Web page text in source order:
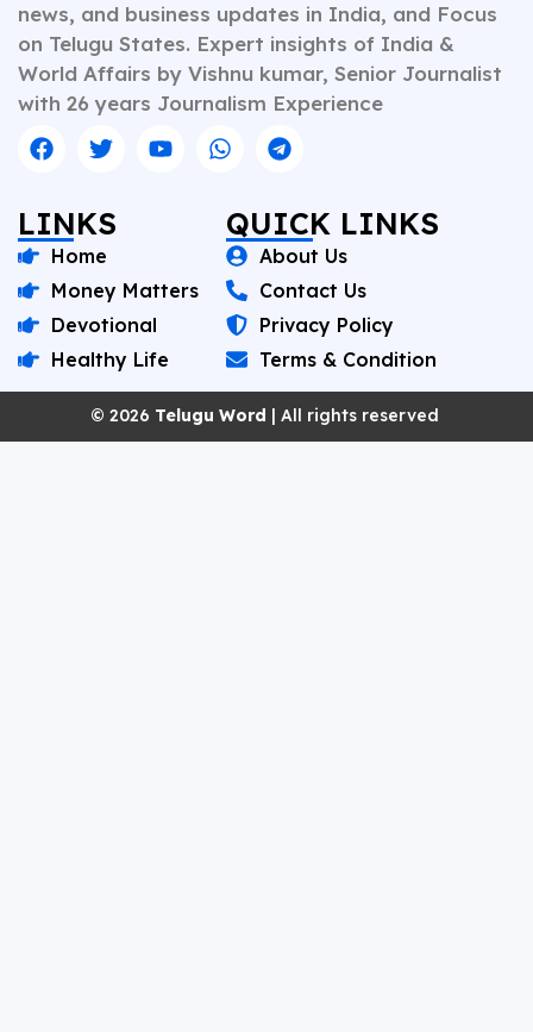
news, and business updates in India, and Focus
on Telugu States. Expert insights of India &
World Affairs by Vishnu kumar, Senior Journalist
with 26 years Journalism Experience
LINKS
Home
Money Matters
Devotional
Healthy Life
QUICK LINKS
About Us
Contact Us
Privacy Policy
Terms & Condition
© 2026 Telugu Word | All rights reserved